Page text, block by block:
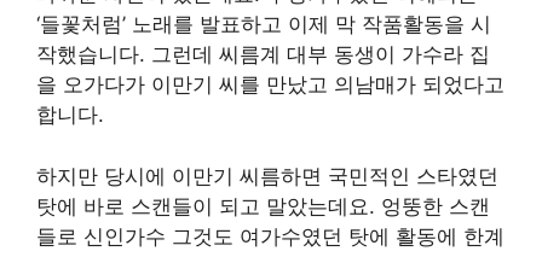
‘들꽃처럼’ 노래를 발표하고 이제 막 작품활동을 시
작했습니다. 그런데 씨름계 대부 동생이 가수라 집
을 오가다가 이만기 씨를 만났고 의남매가 되었다고
합니다.
하지만 당시에 이만기 씨름하면 국민적인 스타였던
탓에 바로 스캔들이 되고 말았는데요. 엉뚱한 스캔
들로 신인가수 그것도 여가수였던 탓에 활동에 한계